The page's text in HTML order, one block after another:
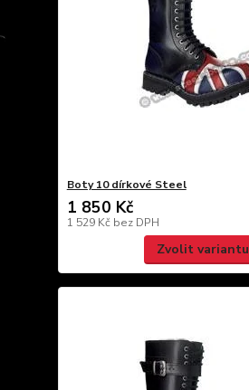
Boty 10 dírkové Steel
1 850 Kč
1 529 Kč bez DPH
Zvolit variantu